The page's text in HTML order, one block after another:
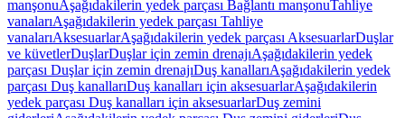
manşonuAşağıdakilerin yedek parçası Bağlantı manşonuTahliye
vanalarıAşağıdakilerin yedek parçası Tahliye
vanalarıAksesuarlarAşağıdakilerin yedek parçası AksesuarlarDuşlar
ve küvetlerDuşlarDuşlar için zemin drenajıAşağıdakilerin yedek
parçası Duşlar için zemin drenajıDuş kanallarıAşağıdakilerin yedek
parçası Duş kanallarıDuş kanalları için aksesuarlarAşağıdakilerin
yedek parçası Duş kanalları için aksesuarlarDuş zemini